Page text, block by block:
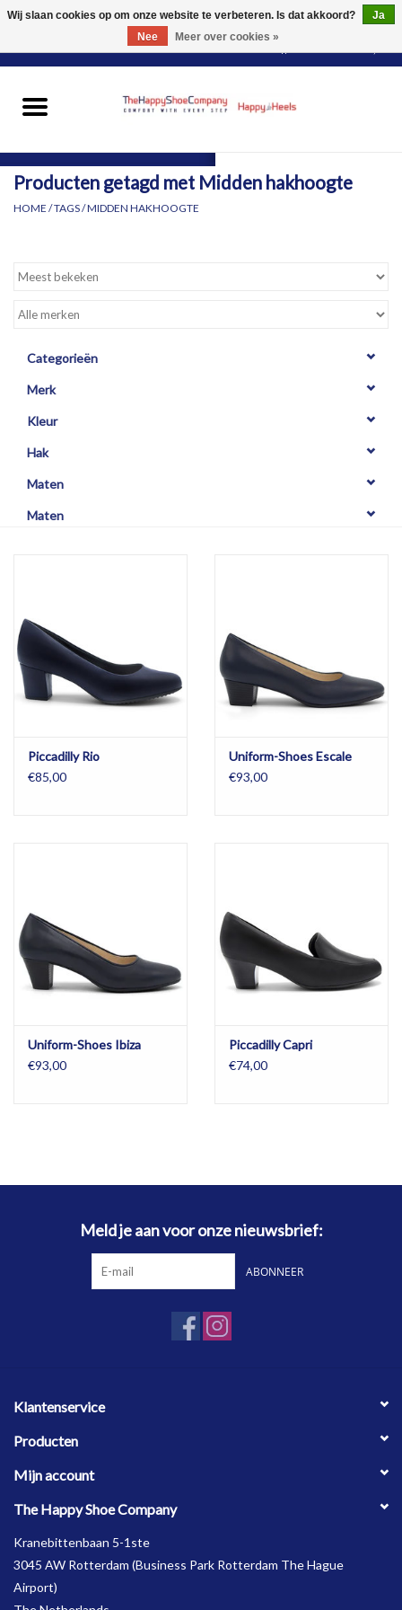
0 Artikelen - €0,00
HEREN
SCHOENEN PASSEN &
Producten getagd met Midden hakhoogte
HOME /TAGS/MIDDEN HAKHOOGTE
Categorieën
Merk
Kleur
Hak
Maten
Maten
Piccadilly Rio
€85,00
Uniform-Shoes Escale
€93,00
Uniform-Shoes Ibiza
€93,00
Piccadilly Capri
€74,00
Meld je aan voor onze nieuwsbrief:
ABONNEER
Klantenservice
Producten
Mijn account
The Happy Shoe Company
Kranebittenbaan 5-1ste
3045 AW Rotterdam (Business Park Rotterdam The Hague
Airport)
Wij slaan cookies op om onze website te verbeteren. Is dat akkoord?
Ja
Nee
Meer over cookies »